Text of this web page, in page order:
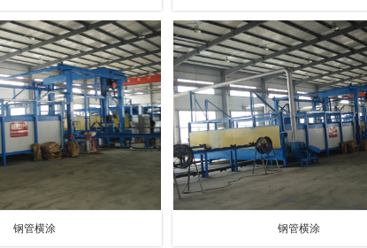
钢管横涂 钢管横涂